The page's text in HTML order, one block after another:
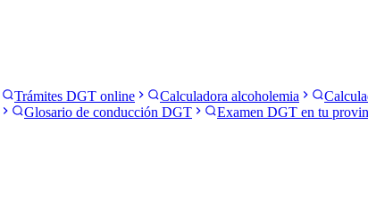
Trámites DGT online Calculadora alcoholemia
Glosario de conducción DGT
Examen DGT en tu